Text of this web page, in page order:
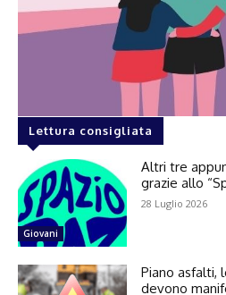
Lettura consigliata
Giovani
Altri tre
grazie allo
28 Luglio 2026
Piano asfalti,
devono